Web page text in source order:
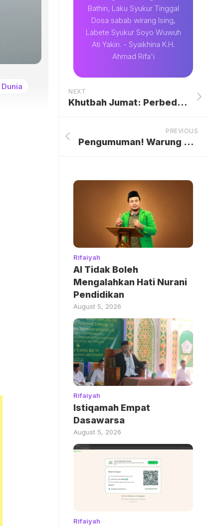
Dunia
Bathin, Laku Syukur Tinggal
Dosa sabab wirang Ising,
Labete Syukur Soyo Wuwuh
Ati Yakin. - Syaikhina K.H.
Ahmad Rifa'i
NEXT
Khutbah Jumat: Perbedaan itu Rahmat
PREVIOUS
Pengumuman! Warung Kopi Kaso Boby Tince di Bogor Tutup Sementara untuk Perbaikan
Rifaiyah
AI Tidak Boleh
Mengalahkan Hati Nurani
Pendidikan
August 5, 2026
Rifaiyah
Istiqamah Empat
Dasawarsa
August 5, 2026
Rifaiyah